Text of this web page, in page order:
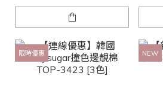
限時優惠 NEW